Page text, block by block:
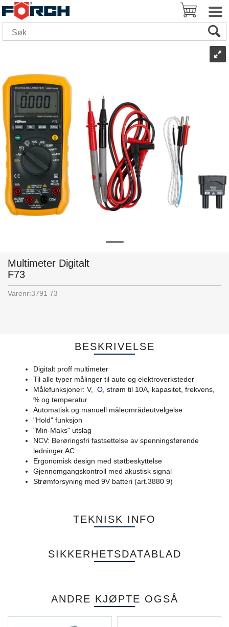
Multimeter Digitalt
F73
Varenr:3791 73
BESKRIVELSE
Digitalt proff multimeter
Til alle typer målinger til auto og elektroverksteder
Målefunksjoner: V,
O , strøm til 10A, kapasitet, frekvens,
% og temperatur
Automatisk og manuell måleområdeutvelgelse
"Hold" funksjon
"Min-Maks" utslag
NCV: Berøringsfri fastsettelse av spenningsførende
ledninger AC
Ergonomisk design med støtbeskyttelse
Gjennomgangskontroll med akustisk signal
Strømforsyning med 9V batteri (art.3880 9)
TEKNISK INFO
SIKKERHETSDATABLAD
ANDRE KJØPTE OGSÅ